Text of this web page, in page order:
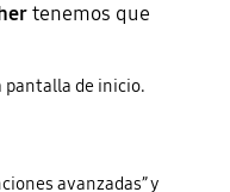
tenemos que
pantalla de inicio.
avanzadas” y